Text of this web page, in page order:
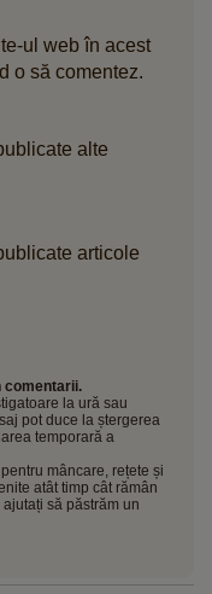
ul web în acest
o să comentez.
alte
articole
comentarii.
la ură sau
pot duce la ștergerea
temporară a
mâncare, rețete și
atât timp cât rămân
să păstrăm un